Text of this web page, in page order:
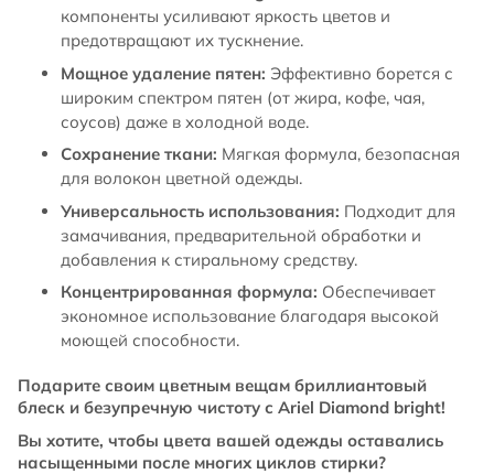
компоненты усиливают яркость цветов и
предотвращают их тускнение.
Мощное удаление пятен: Эффективно борется с
широким спектром пятен (от жира, кофе, чая,
соусов) даже в холодной воде.
Сохранение ткани: Мягкая формула, безопасная
для волокон цветной одежды.
Универсальность использования: Подходит для
замачивания, предварительной обработки и
добавления к стиральному средству.
Концентрированная формула: Обеспечивает
экономное использование благодаря высокой
моющей способности.
Подарите своим цветным вещам бриллиантовый
блеск и безупречную чистоту с Ariel Diamond bright!
Вы хотите, чтобы цвета вашей одежды оставались
насыщенными после многих циклов стирки?